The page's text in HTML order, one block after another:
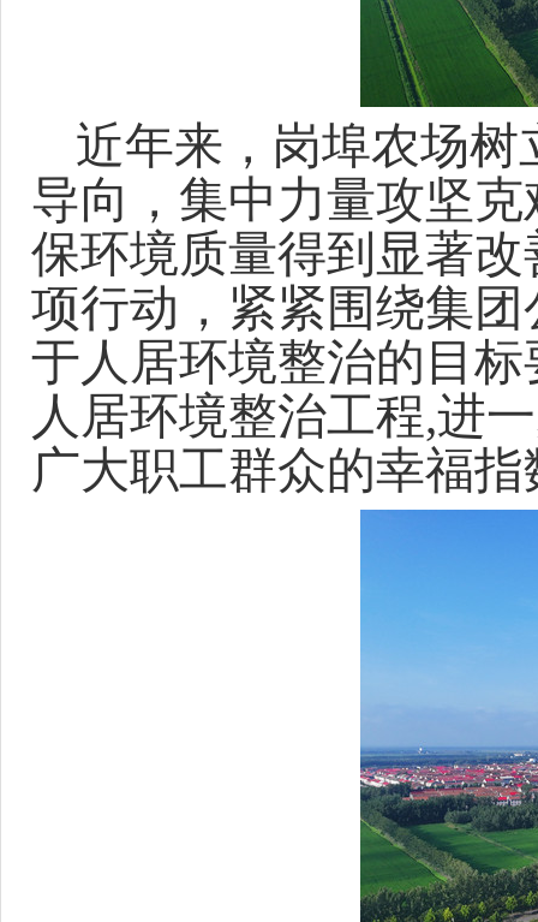
近年来，岗埠农场
导向，集中力量攻坚
保环境质量得到显著
项行动，紧紧围绕集
于人居环境整治的目
人居环境整治工程,进
广大职工群众的幸福指